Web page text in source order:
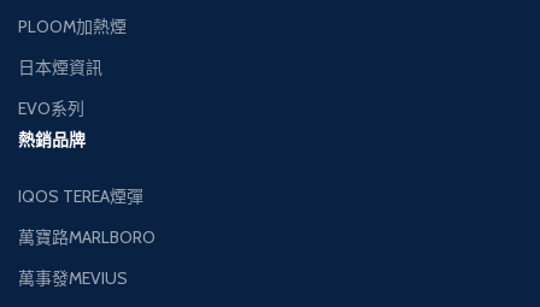
PLOOM加熱煙
日本煙資訊
EVO系列
熱銷品牌
IQOS TEREA煙彈
萬寶路MARLBORO
萬事發MEVIUS